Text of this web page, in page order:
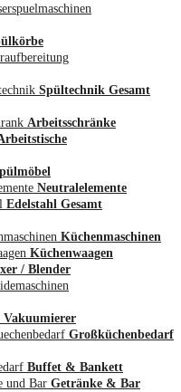
Spültechnik Gesamt
Arbeitsschränke
Neutralelemente
Edelstahl Gesamt
Küchenmaschinen
Küchenwaagen
/ Blender
Vakuumierer
Großküchenbedarf
Buffet & Bankett
Getränke & Bar